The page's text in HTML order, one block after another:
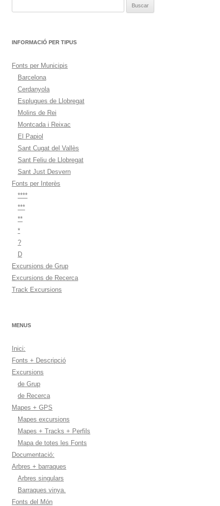
INFORMACIÓ PER TIPUS
Fonts per Municipis
Barcelona
Cerdanyola
Esplugues de Llobregat
Molins de Rei
Montcada i Reixac
El Papiol
Sant Cugat del Vallès
Sant Feliu de Llobregat
Sant Just Desvern
Fonts per Interès
****
***
**
*
?
D
Excursions de Grup
Excursions de Recerca
Track Excursions
MENUS
Inici:
Fonts + Descripció
Excursions
de Grup
de Recerca
Mapes + GPS
Mapes excursions
Mapes + Tracks + Perfils
Mapa de totes les Fonts
Documentació:
Arbres + barraques
Arbres singulars
Barraques vinya.
Fonts del Món